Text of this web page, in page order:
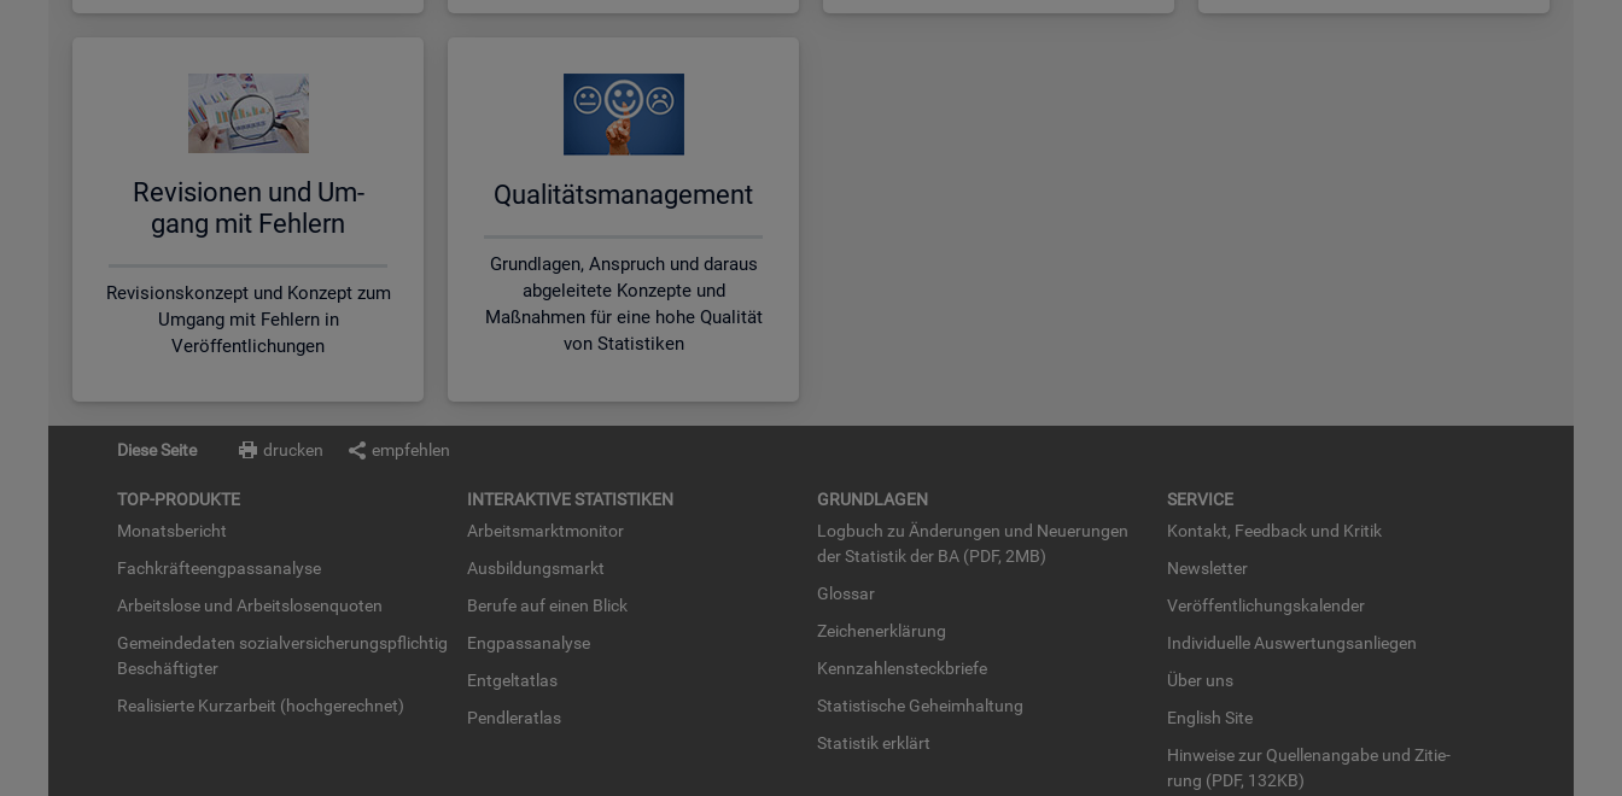
Re­vi­sio­nen und Um­
gang mit Feh­lern
Revisionskonzept und Konzept zum
Umgang mit Fehlern in
Veröffentlichungen
Qua­li­täts­ma­nage­ment
Grundlagen, Anspruch und daraus
abgeleitete Konzepte und
Maßnahmen für eine hohe Qualität
von Statistiken
Diese Seite drucken empfehlen
TOP-PRO­DUK­TE
Mo­nats­be­richt
Fach­kräf­te­eng­pass­ana­ly­se
Ar­beits­lo­se und Ar­beits­lo­sen­quo­ten
Ge­mein­de­da­ten so­zi­al­ver­si­che­rungs­pflich­tig
Be­schäf­tig­ter
Rea­li­sier­te Kurz­ar­beit (hoch­ge­rech­net)
IN­TER­AK­TI­VE STA­TIS­TI­KEN
Ar­beits­markt­mo­ni­tor
Aus­bil­dungs­markt
Be­ru­fe auf einen Blick
Eng­pass­ana­ly­se
Ent­gel­t­at­las
Pend­ler­at­las
GRUND­LA­GEN
Log­buch zu Än­de­run­gen und Neue­run­gen
der Sta­tis­tik der BA (PDF, 2MB)
Glos­sar
Zei­chen­er­klä­rung
Kenn­zah­len­steck­brie­fe
Sta­tis­ti­sche Ge­heim­hal­tung
Sta­tis­tik er­klärt
SER­VICE
Kon­takt, Feed­back und Kri­tik
News­let­ter
Ver­öf­fent­li­chungs­ka­len­der
In­di­vi­du­el­le Aus­wer­tungs­an­lie­gen
Über uns
English Site
Hin­wei­se zur Quel­len­an­ga­be und Zi­tie­
rung (PDF, 132KB)